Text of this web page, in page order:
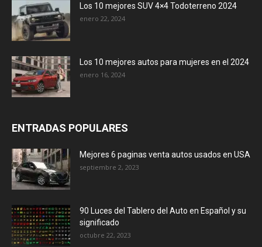
Los 10 mejores SUV 4×4 Todoterreno 2024
enero 22, 2024
Los 10 mejores autos para mujeres en el 2024
enero 16, 2024
ENTRADAS POPULARES
Mejores 6 paginas venta autos usados en USA
septiembre 2, 2023
90 Luces del Tablero del Auto en Español y su
significado
octubre 22, 2023